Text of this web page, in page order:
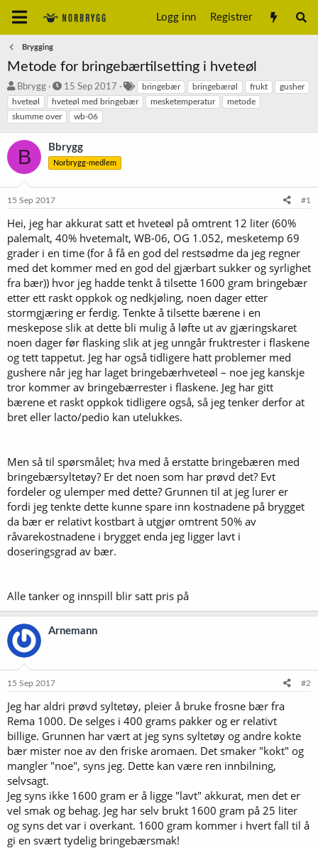
Logg inn Registrer
Brygging
Metode for bringebærtilsetting i hveteøl
T
r
å
d
t
a
r
t
e
Bbrygg
S
t
a
r
d
a
o
15 Sep 2017
t
i
bringebær bringebærøl frukt
gusher
hveteøl
hveteøl med bringebær mesketemperatur
metode
skumme over
wb-06
B Bbrygg
Norbrygg-medlem
15 Sep 2017 #1
Hei, jeg har akkurat satt et hveteøl på omtrent 12 liter (60%
palemalt, 40% hvetemalt, WB-06, OG 1.052, mesketemp 69
grader i en time (for å få en god del restsødme da jeg regner
med det kommer med en god del gjærbart sukker og syrlighet
fra bær)) hvor jeg hadde tenkt å tilsette 1600 gram bringebær
etter ett raskt oppkok og nedkjøling, noen dager etter
stormgjæring er ferdig. Tenkte å tilsette bærene i en
meskepose slik at dette bli mulig å løfte ut av gjæringskaret
noen dager før flasking slik at jeg unngår fruktrester i flaskene
og tett tappetut. Jeg har også tidligere hatt problemer med
gushere når jeg har laget bringebærhveteøl – noe jeg kanskje
tror kommer av bringebærrester i flaskene. Jeg har gitt
bærene et raskt oppkok tidligere også, så jeg tenker derfor at
bret eller lacto/pedio kan utelukkes.
Men så til spørsmålet; hva med å erstatte bringebæren med
bringebærsyltetøy? Er det noen som har prøvd det? Evt
fordeler og ulemper med dette? Grunnen til at jeg lurer er
fordi jeg tenkte dette kunne spare inn kostnadene på brygget
da bær er relativt kostbart à utgjør omtrent 50% av
råvarekostnadene i brygget enda jeg ligger lavt i
doseringsgrad av bær.
Alle tanker og innspill blir satt pris på
Arnemann
15 Sep 2017 #2
Jeg har aldri prøvd syltetøy, pleier å bruke frosne bær fra
Rema 1000. De selges i 400 grams pakker og er relativt
billige. Grunnen har vært at jeg syns syltetøy og andre kokte
bær mister noe av den friske aromaen. Det smaker "kokt" og
mangler "noe", syns jeg. Dette kan være ren innbilning,
selvsagt.
Jeg syns ikke 1600 gram er å ligge "lavt" akkurat, men det er
vel smak og behag. Jeg har selv brukt 1600 gram på 25 liter
og syns det var i overkant. 1600 gram kommer i hvert fall til å
gi en svært tydelig bringebærsmak!